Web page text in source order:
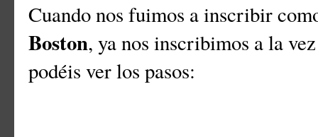
Cuando nos fuimos a inscribir
Boston, ya nos inscribimos a la
podéis ver los pasos: